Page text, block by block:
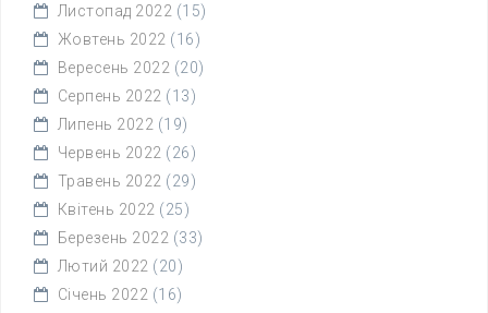
Листопад 2022 (15)
Жовтень 2022 (16)
Вересень 2022 (20)
Серпень 2022 (13)
Липень 2022 (19)
Червень 2022 (26)
Травень 2022 (29)
Квітень 2022 (25)
Березень 2022 (33)
Лютий 2022 (20)
Січень 2022 (16)